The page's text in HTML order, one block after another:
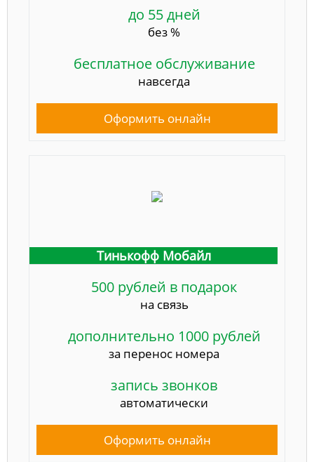
до 55 дней
без %
бесплатное обслуживание
навсегда
Оформить онлайн
Тинькофф Мобайл
500 рублей в подарок
на связь
дополнительно 1000 рублей
за перенос номера
запись звонков
автоматически
Оформить онлайн